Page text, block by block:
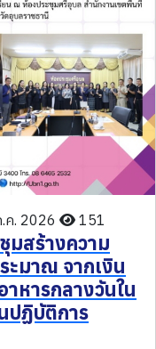
ค. 2026 151
มสร้างความ
ะมาณ จากเงิน
หารกลางวันใน
ปฏิบัติการ